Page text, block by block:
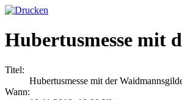
Hubertusmesse mit
Titel:
Hubertusmesse mit der
Wann: